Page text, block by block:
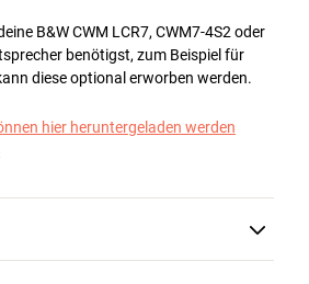
B&W CWM LCR7, CWM7-4S2 oder
benötigst, zum Beispiel für
diese optional erworben werden.
hier heruntergeladen werden